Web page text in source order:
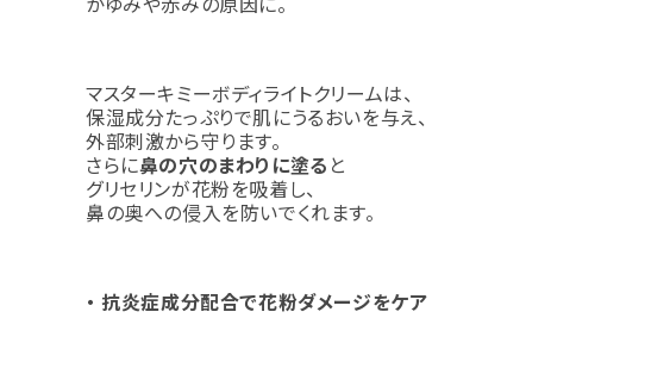
マスターキミーボディライトクリームは、
保湿成分たっぷりで肌にうるおいを与え、
外部刺激から守ります。
さらに鼻の穴のまわりに塗る と
グリセリンが花粉を吸着し、
鼻の奥への侵入を防いでくれます。
・ 抗炎症成分配合で花粉ダメージをケア